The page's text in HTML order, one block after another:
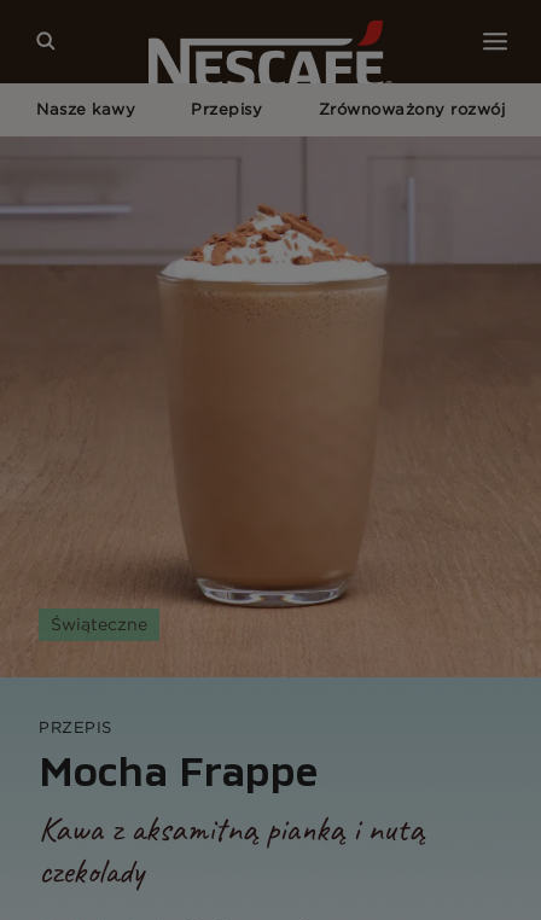
Nasze kawy Przepisy Zrównoważony rozwój
PRZEPIS
Mocha Frappe
Kawa z aksamitną pianką i nutą
czekolady
Świąteczne